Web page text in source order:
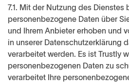
7.1. Mit der Nutzung des Dienstes
personenbezogene Daten über
und Ihrem Anbieter erhoben und
in unserer Datenschutzerklärung
verarbeitet werden. Es ist Trustly
personenbezogenen Daten zu
verarbeitet Ihre